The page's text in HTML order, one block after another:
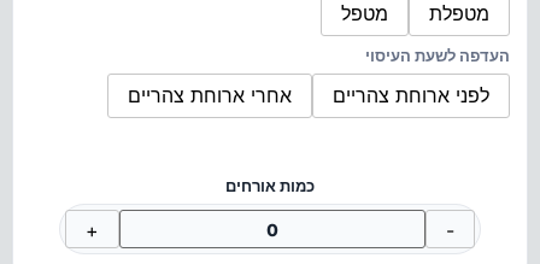
מטפלת מטפל
העדפה לשעת העיסוי
לפני ארוחת צהריים אחרי ארוחת צהריים
כמות אורחים
-
+